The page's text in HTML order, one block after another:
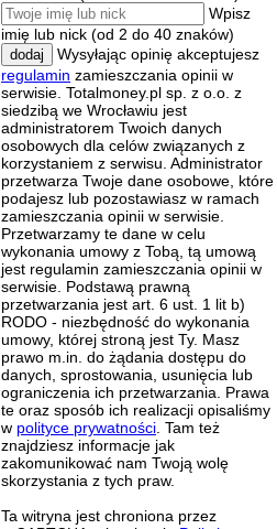
Wpisz
imię lub nick (od 2 do 40 znaków)
dodaj
Wysyłając opinię akceptujesz
regulamin zamieszczania opinii w
serwisie. Totalmoney.pl sp. z o.o. z
siedzibą we Wrocławiu jest
administratorem Twoich danych
osobowych dla celów związanych z
korzystaniem z serwisu. Administrator
przetwarza Twoje dane osobowe, które
podajesz lub pozostawiasz w ramach
zamieszczania opinii w serwisie.
Przetwarzamy te dane w celu
wykonania umowy z Tobą, tą umową
jest regulamin zamieszczania opinii w
serwisie. Podstawą prawną
przetwarzania jest art. 6 ust. 1 lit b)
RODO - niezbędność do wykonania
umowy, której stroną jest Ty. Masz
prawo m.in. do żądania dostępu do
danych, sprostowania, usunięcia lub
ograniczenia ich przetwarzania. Prawa
te oraz sposób ich realizacji opisaliśmy
w polityce prywatności . Tam też
znajdziesz informacje jak
zakomunikować nam Twoją wolę
skorzystania z tych praw.
Ta witryna jest chroniona przez